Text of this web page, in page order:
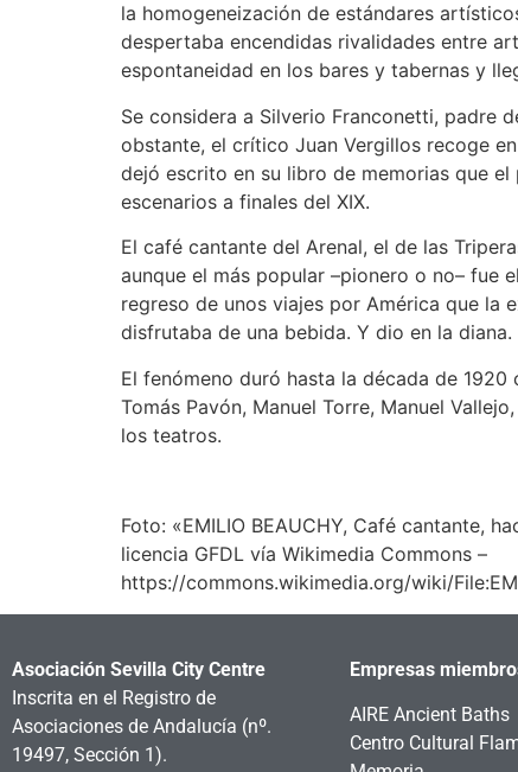
la homogeneización de estándares
despertaba encendidas rivalidades entre
espontaneidad en los bares y tabernas y
Se considera a Silverio Franconetti, padre
obstante, el crítico Juan Vergillos recoge
dejó escrito en su libro de memorias que
escenarios a finales del XIX.
El café cantante del Arenal, el de las
aunque el más popular –pionero o no– fue
regreso de unos viajes por América que la
disfrutaba de una bebida. Y dio en la diana.
El fenómeno duró hasta la década de 1920
Tomás Pavón, Manuel Torre, Manuel
los teatros.
Foto: «EMILIO BEAUCHY, Café cantante,
licencia GFDL vía Wikimedia Commons –
https://commons.wikimedia.org/wiki/
Asociación Sevilla City Centre
Inscrita en el Registro de
Asociaciones de Andalucía (nº.
19497, Sección 1).
Empresas
AIRE Ancient Baths
Centro Cultural